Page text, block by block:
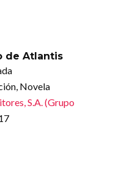
de Atlantis
Novela
S.A. (Grupo